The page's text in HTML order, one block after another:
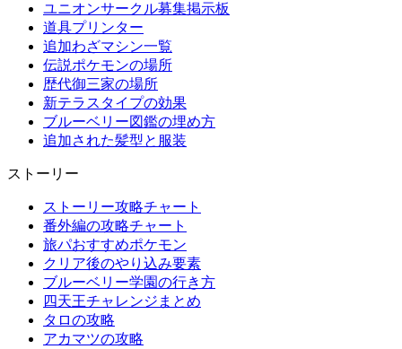
ユニオンサークル募集掲示板
道具プリンター
追加わざマシン一覧
伝説ポケモンの場所
歴代御三家の場所
新テラスタイプの効果
ブルーベリー図鑑の埋め方
追加された髪型と服装
ストーリー
ストーリー攻略チャート
番外編の攻略チャート
旅パおすすめポケモン
クリア後のやり込み要素
ブルーベリー学園の行き方
四天王チャレンジまとめ
タロの攻略
アカマツの攻略